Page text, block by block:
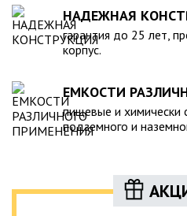
НАДЕЖНАЯ
гарантия до 25 лет,
корпус.
ЕМКОСТИ
пищевые и химически
подземного и